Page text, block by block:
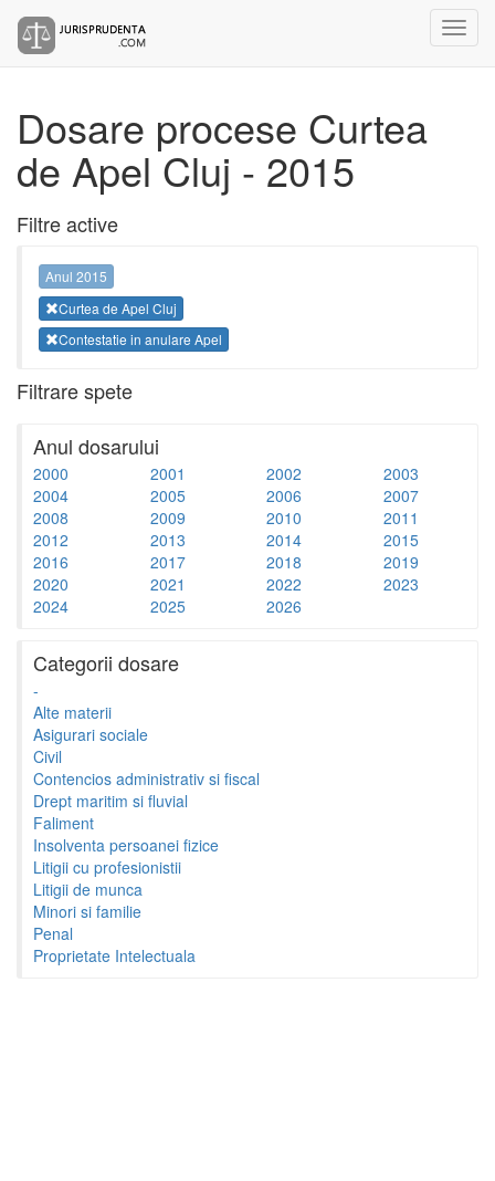
Dosare procese Curtea
de Apel Cluj - 2015
Filtre active
Anul 2015
Curtea de Apel Cluj
Contestatie in anulare Apel
Filtrare spete
Anul dosarului
2000 2001 2002
2003
2004
2005 2006
2007
2008
2009 2010
2011
2012
2013 2014
2015
2016
2017 2018
2019
2020
2021 2022
2023
2024
2025 2026
Categorii dosare
-
Alte materii
Asigurari sociale
Civil
Contencios administrativ si fiscal
Drept maritim si fluvial
Faliment
Insolventa persoanei fizice
Litigii cu profesionistii
Litigii de munca
Minori si familie
Penal
Proprietate Intelectuala